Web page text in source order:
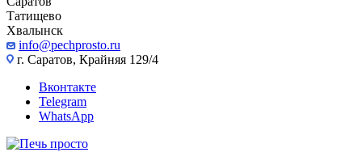
Татищево
Хвалынск
info@pechprosto.ru
г. Саратов, Крайняя 129/4
Вконтакте
Telegram
WhatsApp